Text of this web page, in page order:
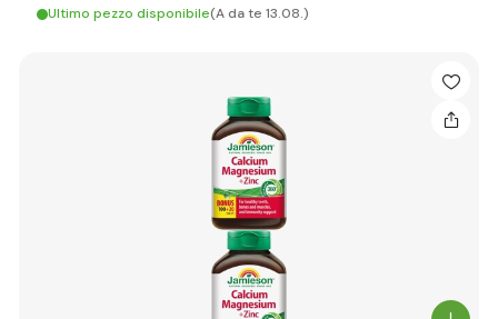
Ultimo pezzo disponibile(A da te 13.08.)